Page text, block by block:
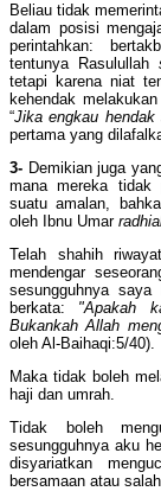
Beliau tidak
dalam posisi
perintahkan:
tentunya Rasulullah
tetapi karena niat
kehendak
“Jika engkau hendak
pertama yang
3- Demikian juga
mana mereka tidak
suatu amalan,
oleh Ibnu Umar
Telah shahih
mendengar
sesungguhnya
berkata: "Apakah
Bukankah Allah
oleh Al-Baihaqi:5/40).
Maka tidak boleh
haji dan umrah.
Tidak boleh
sesungguhnya aku
disyariatkan
bersamaan atau